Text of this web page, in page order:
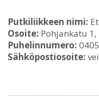
Putkiliikkeen nimi:
Osoite: Pohjankatu
Puhelinnumero:
Sähköpostiosoite: